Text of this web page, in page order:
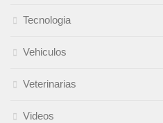
Tecnologia
Vehiculos
Veterinarias
Videos